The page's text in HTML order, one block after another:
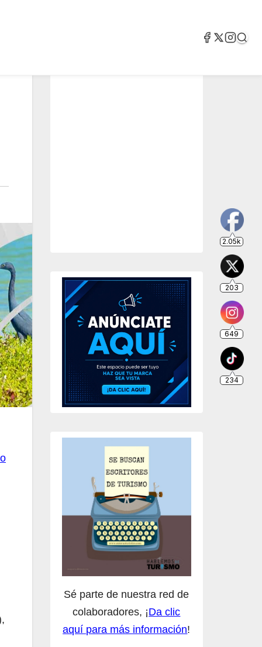
Sé parte de nuestra red de
colaboradores, ¡Da clic
aquí para más información!
2.05k
203
649
234